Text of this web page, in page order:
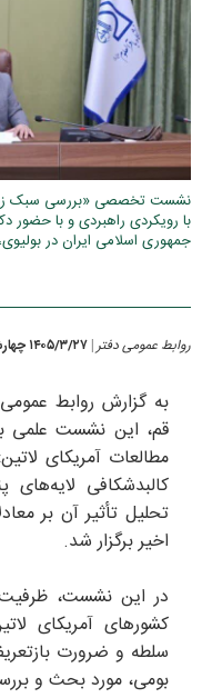
نشست تخصصی «بررسی سبک
با رویکردی راهبردی و با حضور
جمهوری اسلامی ایران در
روابط عمومی دفتر ۱۴۰۵/۳/۲۷ چهارشنبه
به گزارش روابط
قم، این نشست علمی
مطالعات آمریکای
کالبدشکافی
تحلیل تأثیر آن بر
اخیر برگزار شد.
در این نشست،
کشورهای آمریکای
سلطه و ضرورت
بومی، مورد بحث و